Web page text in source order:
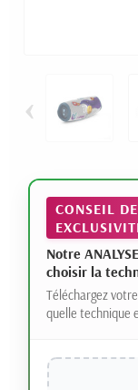
‹
CONSEIL
Notre
choisir la
Téléchargez
quelle technique